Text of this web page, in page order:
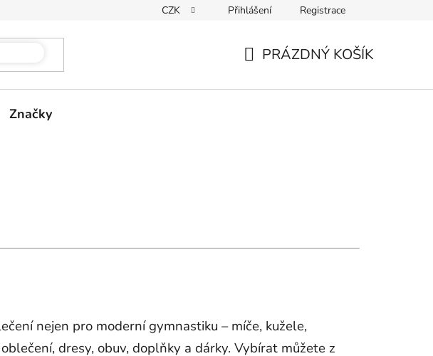
CZK Přihlášení Registrace
PRÁZDNÝ KOŠÍK
Značky
nejen pro moderní gymnastiku – míče, kužele,
dresy, obuv, doplňky a dárky. Vybírat můžete z